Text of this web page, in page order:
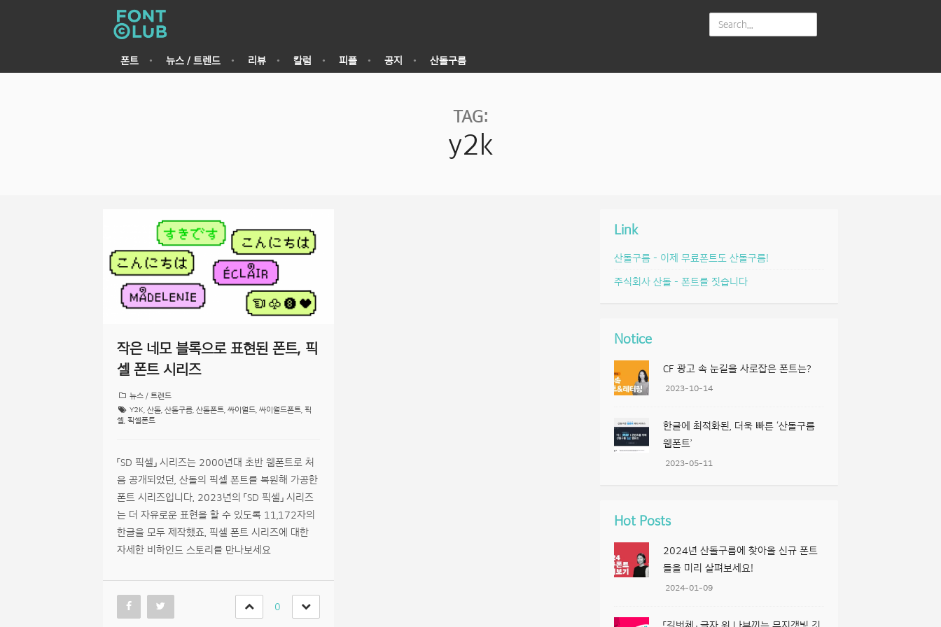
폰트 뉴스 / 트렌드 리뷰 칼럼 피플 공지 산돌구름
TAG:
y2k
작은 네모 블록으로 표현된 폰트, 픽
셀 폰트 시리즈
뉴스 / 트렌드
Y2K 산돌 산돌구름 산돌폰트 싸이월드 싸이월드폰트 픽
셀 픽셀폰트
「SD 픽셀」 시리즈는 2000년대 초반 웹폰트로 처
음 공개되었던, 산돌의 픽셀 폰트를 복원해 가공한
폰트 시리즈입니다. 2023년의 「SD 픽셀」 시리즈
는 더 자유로운 표현을 할 수 있도록 11,172자의
한글을 모두 제작했죠. 픽셀 폰트 시리즈에 대한
자세한 비하인드 스토리를 만나보세요
0
Link
산돌구름 – 이제 무료폰트도 산돌구름!
주식회사 산돌 – 폰트를 짓습니다
Notice
CF 광고 속 눈길을 사로잡은 폰트는?
2023-10-14
한글에 최적화된, 더욱 빠른 ‘산돌구름
웹폰트’
2023-05-11
Hot Posts
2024년 산돌구름에 찾아올 신규 폰트
들을 미리 살펴보세요!
2024-01-09